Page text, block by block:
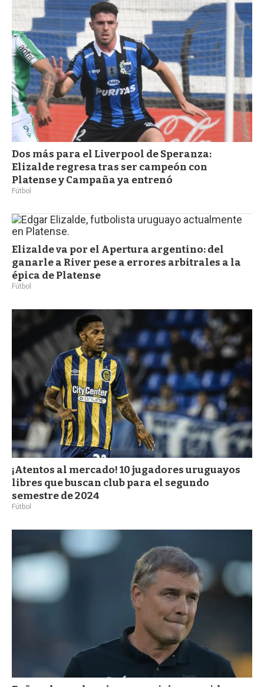
a
Dos más para el Liverpool de Speranza:
Elizalde regresa tras ser campeón con
Platense y Campaña ya entrenó
Fútbol
Elizalde va por el Apertura argentino: del
ganarle a River pese a errores arbitrales a la
épica de Platense
Fútbol
¡Atentos al mercado! 10 jugadores uruguayos
libres que buscan club para el segundo
semestre de 2024
Fútbol